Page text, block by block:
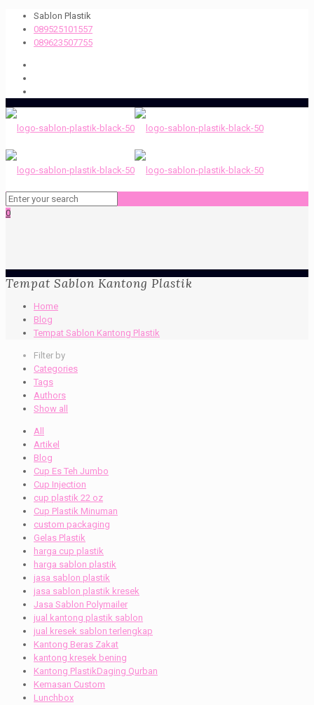
Sablon Plastik
089525101557
089623507755
0
Tempat Sablon Kantong Plastik
Home
Blog
Tempat Sablon Kantong Plastik
Filter by
Categories
Tags
Authors
Show all
All
Artikel
Blog
Cup Es Teh Jumbo
Cup Injection
cup plastik 22 oz
Cup Plastik Minuman
custom packaging
Gelas Plastik
harga cup plastik
harga sablon plastik
jasa sablon plastik
jasa sablon plastik kresek
Jasa Sablon Polymailer
jual kantong plastik sablon
jual kresek sablon terlengkap
Kantong Beras Zakat
kantong kresek bening
Kantong PlastikDaging Qurban
Kemasan Custom
Lunchbox